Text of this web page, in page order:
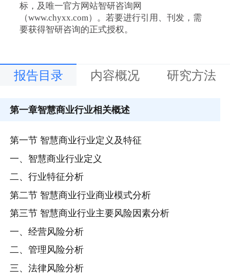
标，及唯一官方网站智研咨询网
（www.chyxx.com）。若要进行引用、刊发，需
要获得智研咨询的正式授权。
报告目录 内容概况 研究方法
第一章智慧商业行业相关概述
第一节 智慧商业行业定义及特征
一、智慧商业行业定义
二、行业特征分析
第二节 智慧商业行业商业模式分析
第三节 智慧商业行业主要风险因素分析
一、经营风险分析
二、管理风险分析
三、法律风险分析